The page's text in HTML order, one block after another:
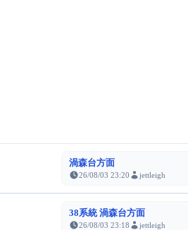
渦森台方面
26/08/03 23:20 jettleigh
38系統 渦森台方面
26/08/03 23:18 jettleigh